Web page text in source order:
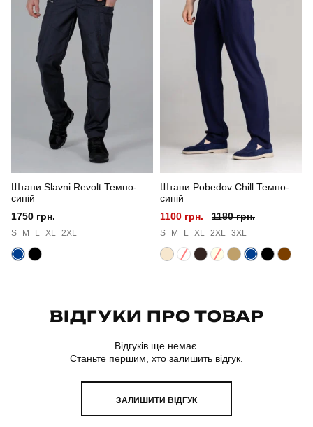
Призначення для повсякденного носіння
Стать
повсякденний
темно-синій
Матеріал льон
Склад тканини 45% льон, 35% бавовна, 20% віскоза
Країна - виробник україна
Штани Slavni Revolt Темно-
синій
1750 грн.
S M L XL 2XL
Штани Pobedov Chill Темно-
синій
1100 грн.
1180 грн.
S M L XL 2XL 3XL
ВІДГУКИ ПРО ТОВАР
Відгуків ще немає.
Станьте першим, хто залишить відгук.
ЗАЛИШИТИ ВІДГУК